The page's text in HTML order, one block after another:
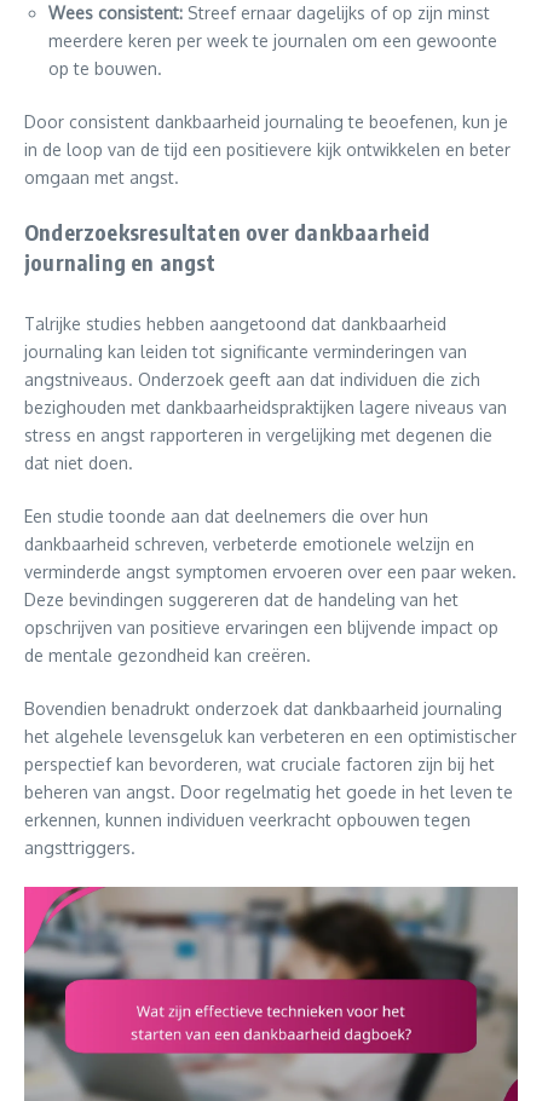
Wees consistent: Streef ernaar dagelijks of op zijn minst
meerdere keren per week te journalen om een gewoonte
op te bouwen.
Door consistent dankbaarheid journaling te beoefenen, kun je
in de loop van de tijd een positievere kijk ontwikkelen en beter
omgaan met angst.
Onderzoeksresultaten over dankbaarheid
journaling en angst
Talrijke studies hebben aangetoond dat dankbaarheid
journaling kan leiden tot significante verminderingen van
angstniveaus. Onderzoek geeft aan dat individuen die zich
bezighouden met dankbaarheidspraktijken lagere niveaus van
stress en angst rapporteren in vergelijking met degenen die
dat niet doen.
Een studie toonde aan dat deelnemers die over hun
dankbaarheid schreven, verbeterde emotionele welzijn en
verminderde angst symptomen ervoeren over een paar weken.
Deze bevindingen suggereren dat de handeling van het
opschrijven van positieve ervaringen een blijvende impact op
de mentale gezondheid kan creëren.
Bovendien benadrukt onderzoek dat dankbaarheid journaling
het algehele levensgeluk kan verbeteren en een optimistischer
perspectief kan bevorderen, wat cruciale factoren zijn bij het
beheren van angst. Door regelmatig het goede in het leven te
erkennen, kunnen individuen veerkracht opbouwen tegen
angsttriggers.